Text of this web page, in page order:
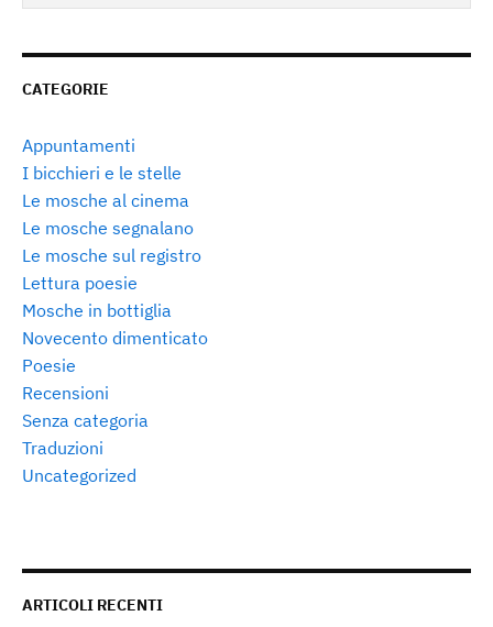
CATEGORIE
Appuntamenti
I bicchieri e le stelle
Le mosche al cinema
Le mosche segnalano
Le mosche sul registro
Lettura poesie
Mosche in bottiglia
Novecento dimenticato
Poesie
Recensioni
Senza categoria
Traduzioni
Uncategorized
ARTICOLI RECENTI